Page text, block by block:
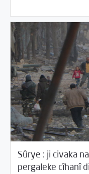
Sûrye : ji civaka
pergaleke cîhanî
08/2017 Beyannameyên